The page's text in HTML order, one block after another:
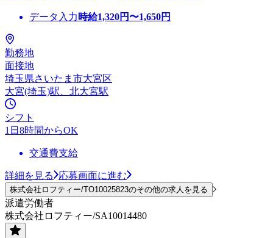
データ入力 時給1,320円〜1,650円
勤務地
面接地
埼玉県さいたま市大宮区
大宮(埼玉)駅、北大宮駅
シフト
1日8時間からOK
交通費支給
詳細を見る 応募画面に進む
株式会社ロフティー/TO10025823のその他の求人を見る
派遣労働者
株式会社ロフティー/SA10014480